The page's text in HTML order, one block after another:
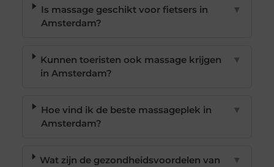
Is massage geschikt voor fietsers in
Amsterdam?
▼
Kunnen toeristen ook massage krijgen
in Amsterdam?
▼
Hoe vind ik de beste massageplek in
Amsterdam?
▼
Wat zijn de gezondheidsvoordelen van
▼